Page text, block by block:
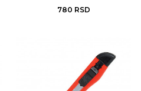
780 RSD